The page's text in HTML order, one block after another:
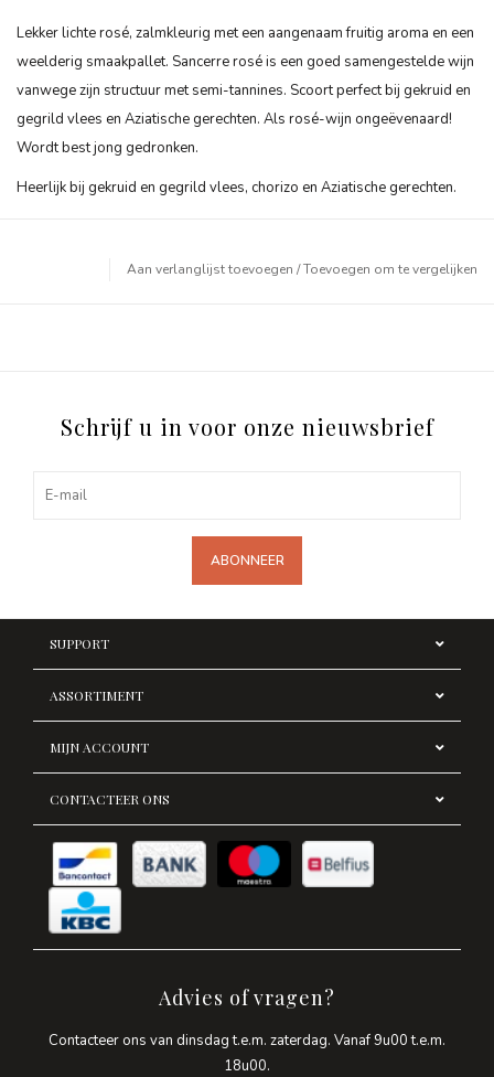
Lekker lichte rosé, zalmkleurig met een aangenaam fruitig aroma en een
weelderig smaakpallet. Sancerre rosé is een goed samengestelde wijn
vanwege zijn structuur met semi-tannines. Scoort perfect bij gekruid en
gegrild vlees en Aziatische gerechten. Als rosé-wijn ongeëvenaard!
Wordt best jong gedronken.
Heerlijk bij gekruid en gegrild vlees, chorizo en Aziatische gerechten.
Aan verlanglijst toevoegen /Toevoegen om te vergelijken
Schrijf u in voor onze nieuwsbrief
ABONNEER
SUPPORT
ASSORTIMENT
MIJN ACCOUNT
CONTACTEER ONS
Advies of vragen?
Contacteer ons van dinsdag t.e.m. zaterdag. Vanaf 9u00 t.e.m.
18u00.